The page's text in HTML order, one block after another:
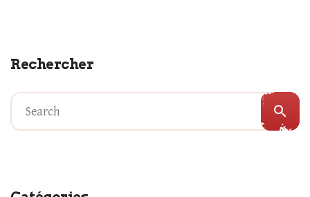
Rechercher
search